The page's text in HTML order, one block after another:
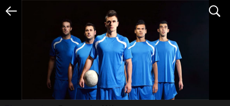
arrow_left search